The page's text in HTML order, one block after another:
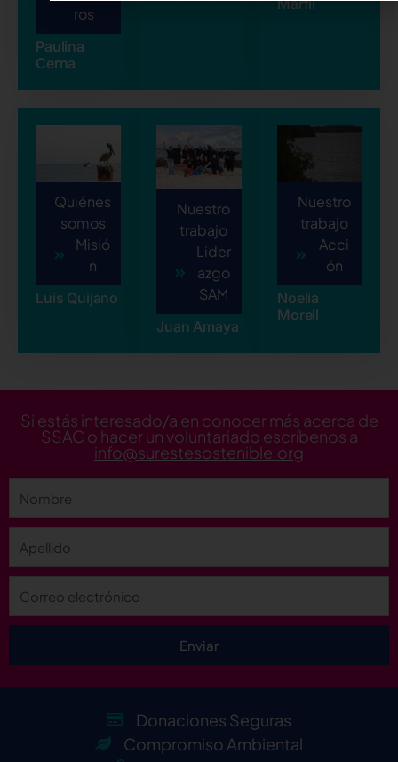
ros
Paulina
Cerna
Quiénes
somos
Misió
n
Luis Quijano
Nuestro
trabajo
Lider
azgo
SAM
Juan Amaya
Nuestro
trabajo
Acci
ón
Noelia
Morell
Si estás interesado/a en conocer más acerca de
SSAC o hacer un voluntariado escríbenos a
info@surestesostenible.org
Enviar
Donaciones Seguras
Compromiso Ambiental